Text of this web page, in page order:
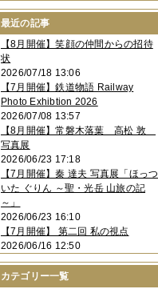
2024年06月（4件）
2024年04月
2024年03月（3件）
2024年02月（2件）
2023年12月
2023年11月 （4件）
2023年10月（3件）
2023年09月（4件）
2023年08月 （1件）
2023年06月（3件）
2023年05月
2023年04月 （2件）
2023年03月（5件）
2023年02月（3件）
2023年01月
2022年12月 （3件）
2022年11月（2件）
2022年10月（4件）
2022年09月（2件）
2022年08月
（3件）
最近の記事
【8月開催】笑顔の仲間からの招待
状
2026/07/18 13:06
【7月開催】鉄道物語 Railway
Photo Exhibtion 2026
2026/07/08 13:57
【8月開催】常磐木落葉 高松 敦
写真展
2026/06/23 17:18
【7月開催】秦 達夫 写真展「ほっつ
いた ぐりん ～聖・光岳 山旅の記
～」
2026/06/23 16:10
【7月開催】 第二回 私の視点
2026/06/16 12:50
カテゴリー一覧